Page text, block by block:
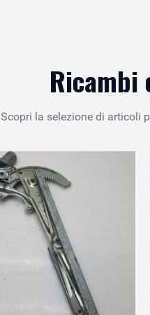
Scopri la selezione di articoli